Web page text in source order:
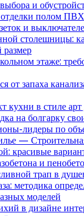
и
отделки полом
и
столешницы:
этаже:
от запаха
кухни в стиле арт
на болгарку
лидеры по
—
красивые
и
трап в
методика
моделей
в дизайне